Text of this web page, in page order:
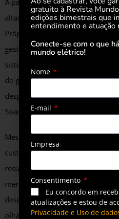
A parceria entre as duas
altamente integrada.
Própria — das vendas ao pós-
gestão de estoque — funcionam
sistema foi essencial para
do grupo, garantindo que
despercebido, “sem faltar
Soares.
Mesmo diante de desafios
custo do crédito no país, a
resultados expressivos. Jean
mentalidade interna. “Focamos
desempenho, em melhorar
olhar demais para a
gratuito à Revista
edições bimestrais que
entendimento e
Conecte-se com o que
mundo elétrico!
Nome
E-mail
Empresa
Consentimento
Eu concordo em
atualizações e estou de
Privacidade e Uso de